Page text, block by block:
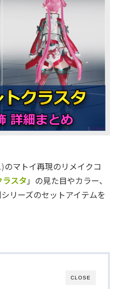
のマトイ再現のリメイクコ
スタ 」の見た目やカラー､
リーズのセットアイテムを
CLOSE